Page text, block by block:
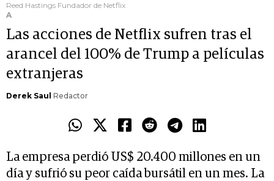
Reed Hastings Fundador de Netflix
A
Las acciones de Netflix sufren tras el
arancel del 100% de Trump a películas
extranjeras
Derek Saul Redactor
La empresa perdió US$ 20.400 millones en un
día y sufrió su peor caída bursátil en un mes. La